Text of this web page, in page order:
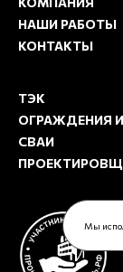
Мы
НАШИ РАБОТЫ
КОНТАКТЫ
ТЭК
ОГРАЖДЕНИЯ
СВАИ